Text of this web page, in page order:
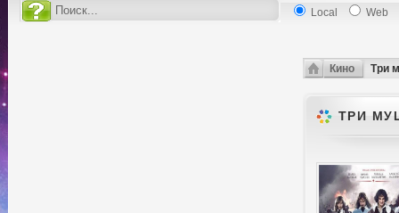
Local Web
Кино Три
ТРИ